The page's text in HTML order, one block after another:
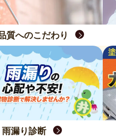
質へのこだわり
雨漏り診断